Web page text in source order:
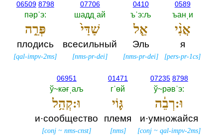
0589
ъанˌи
אֲנִ֨י
я
[pers-pr-1cs]
0410
ъˈэ:љ
אֵ֤ל
Эль
[nms-pr-dei]
07706
шаддˌай
שַׁדַּי֙
всесильный
[nms-pr-dei]
06509 8798
пәрˈэ:‎
פְּרֵ֣ה
плодись
[qal-impv-2ms]
07235 8798
ў~рәвˈэ:‎
וּ:רְבֵ֔ה
и·умножайся
[conj ~qal-impv-2ms]
01471
гˈөй
גּ֛וֹי
племя
[nms]
06951
ў~кәғˌаљ
וּ:קְהַ֥ל
и·сообщество
[conj ~nms-cnst]